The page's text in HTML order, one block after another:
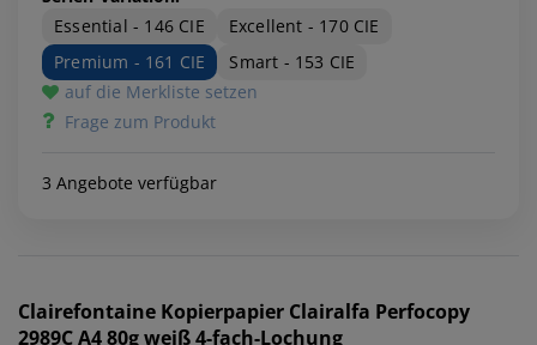
Essential - 146 CIE
Excellent - 170 CIE
Premium - 161 CIE
Smart - 153 CIE
auf die Merkliste setzen
Frage zum Produkt
3 Angebote verfügbar
Clairefontaine Kopierpapier Clairalfa Perfocopy
2989C A4 80g weiß 4-fach-Lochung